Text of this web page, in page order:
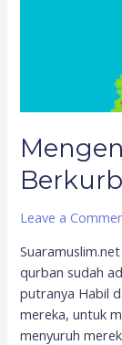
Leave a
qurban sudah
putranya Habil
mereka, untuk
menyuruh